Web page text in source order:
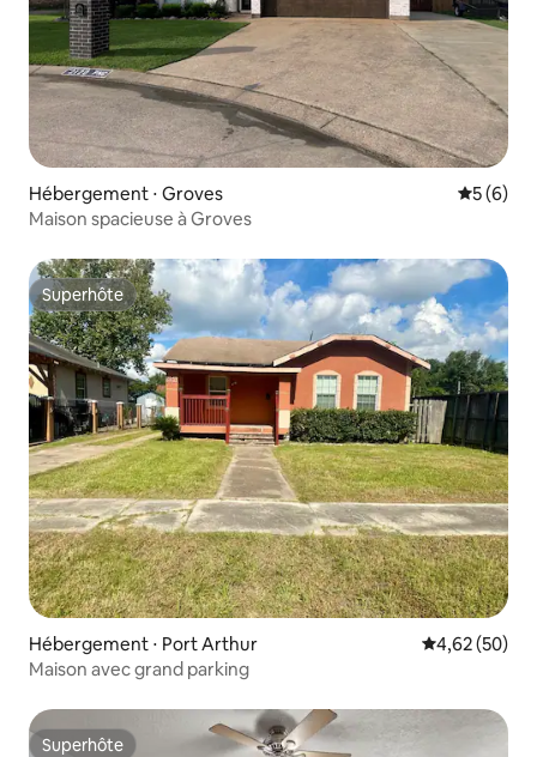
Hébergement ⋅ Groves
5 (6)
Maison spacieuse à Groves
Superhôte
Superhôte
Hébergement ⋅ Port Arthur Évaluation
4,62 (50)
Maison avec grand parking
Superhôte